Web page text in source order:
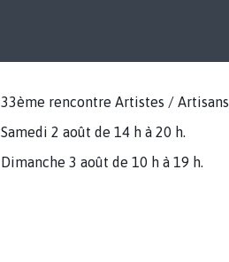
33ème rencontre Artistes / Artisans
Samedi 2 août de 14 h à 20 h.
Dimanche 3 août de 10 h à 19 h.